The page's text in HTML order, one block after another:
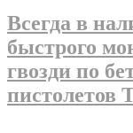
Всегда в
быстрого
гвозди по
пистолетов